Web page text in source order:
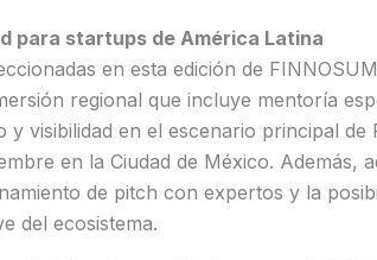
para startups de América Latina
en esta edición de
regional que incluye mentoría
y visibilidad en el escenario principal
en la Ciudad de México. Además,
de pitch con expertos y la
del ecosistema.